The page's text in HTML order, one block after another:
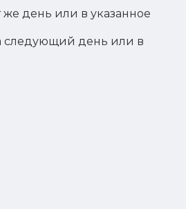
же день или в указанное
следующий день или в